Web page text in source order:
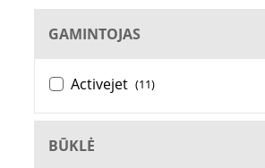
GAMINTOJAS
Activejet (11)
BŪKLĖ